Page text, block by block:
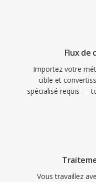
Flux de
Importez votre
cible et
spécialisé requis —
Vous travaillez